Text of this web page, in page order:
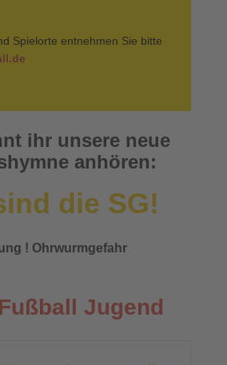
Spielorte entnehmen Sie bitte
ihr unsere neue
anhören:
die SG!
! Ohrwurmgefahr
Jugend